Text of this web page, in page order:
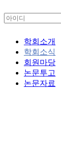
학회소개
학회소식
회원마당
논문투고
논문자료